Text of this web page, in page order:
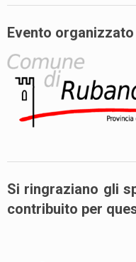
Evento
Si ringraziano gli
contribuito per